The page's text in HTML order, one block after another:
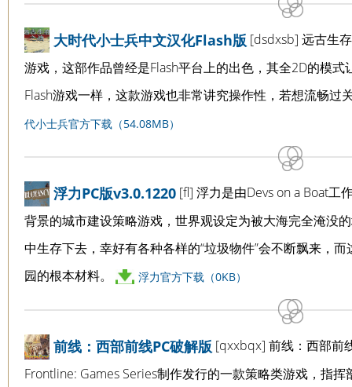
大时代小士兵中文汉化Flash版 [dsdxsb] 远古生
游戏，这部作品曾经是Flash平台上的出色，其全2D的模
Flash游戏一样，这款游戏也非常讲究操作性，若想流畅过
代小士兵官方下载（54.08MB）
浮力PC版v3.0.1220 [fl] 浮力是由Devs on a Boat工
背景的城市建设策略游戏，世界观设定为被大海完全淹没
中生存下去，幸好有各种各样的“垃圾物件”会不断飘来，
园的根本材料。
浮力官方下载（0KB）
前线：西部前线PC破解版 [qxxbqx] 前线：西部前
Frontline: Games Series制作发行的一款策略类游戏，指